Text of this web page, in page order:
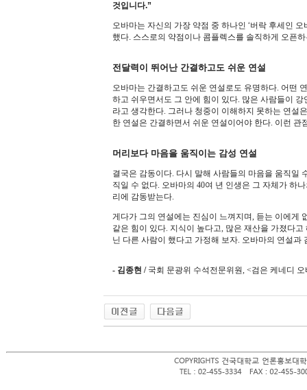
것입니다.”
오바마는 자신의 가장 약점 중 하나인 ‘버락 후세인
했다. 스스로의 약점이나 콤플렉스를 솔직하게 오픈
전달력이 뛰어난 간결하고도 쉬운 연설
오바마는 간결하고도 쉬운 연설로도 유명하다. 어떤
하고 쉬우면서도 그 안에 힘이 있다. 많은 사람들이
라고 생각한다. 그러나 청중이 이해하지 못하는 연설
한 연설은 간결하면서 쉬운 연설이어야 한다. 이런
머리보다 마음을 움직이는 감성 연설
결국은 감동이다. 다시 말해 사람들의 마음을 움직일
직일 수 없다. 오바마의 40여 년 인생은 그 자체가 하
리에 감동받는다.
게다가 그의 연설에는 진심이 느껴지며, 듣는 이에게
같은 힘이 있다. 지식이 높다고, 많은 재산을 가졌다
닌 다른 사람이 했다고 가정해 보자. 오바마의 연설
- 김종현 /국회 문광위 수석전문위원, <검은 케네디